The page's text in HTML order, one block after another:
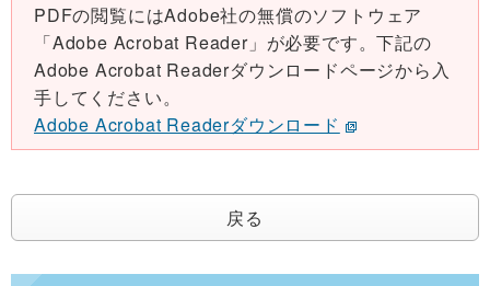
PDFの閲覧にはAdobe社の無償のソフトウェア
「Adobe Acrobat Reader」が必要です。下記の
Adobe Acrobat Readerダウンロードページから入
手してください。
Adobe Acrobat Readerダウンロード
戻る